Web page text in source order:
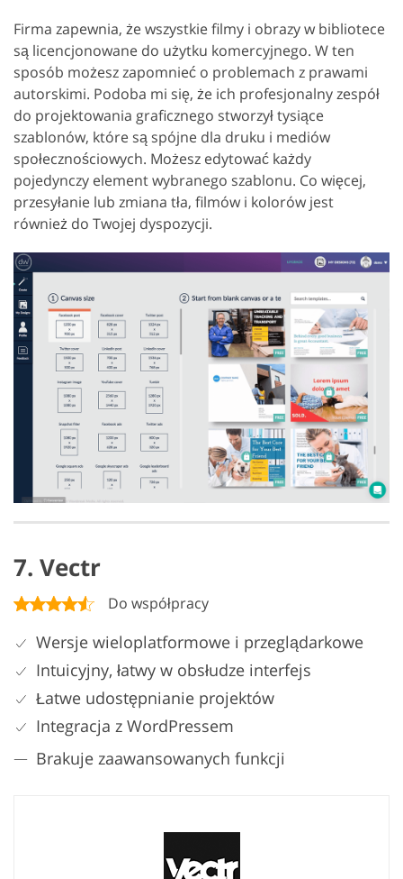
Firma zapewnia, że wszystkie filmy i obrazy w bibliotece
są licencjonowane do użytku komercyjnego. W ten
sposób możesz zapomnieć o problemach z prawami
autorskimi. Podoba mi się, że ich profesjonalny zespół
do projektowania graficznego stworzył tysiące
szablonów, które są spójne dla druku i mediów
społecznościowych. Możesz edytować każdy
pojedynczy element wybranego szablonu. Co więcej,
przesyłanie lub zmiana tła, filmów i kolorów jest
również do Twojej dyspozycji.
7. Vectr
Do współpracy
Wersje wieloplatformowe i przeglądarkowe
Intuicyjny, łatwy w obsłudze interfejs
Łatwe udostępnianie projektów
Integracja z WordPressem
Brakuje zaawansowanych funkcji